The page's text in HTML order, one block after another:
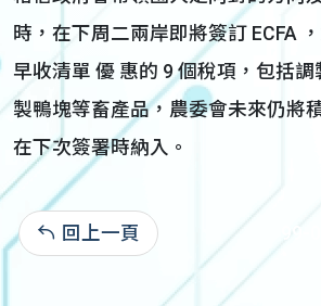
時，在下周二兩岸即將簽訂 ECFA
早收清單 優 惠的 9 個稅項，包括
製鴨塊等畜產品，農委會未來仍將
在下次簽署時納入。
回上一頁 99-